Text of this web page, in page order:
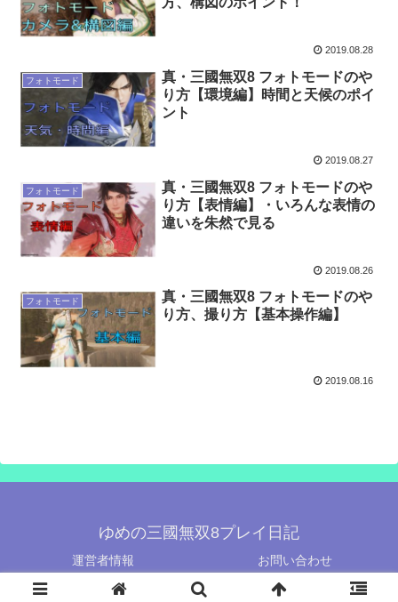
2019.08.28
フォトモード
真・三國無双8 フォトモードのや
り方【環境編】時間と天候のポイ
ント
2019.08.27
フォトモード
真・三國無双8 フォトモードのや
り方【表情編】・いろんな表情の
違いを朱然で見る
2019.08.26
フォトモード
真・三國無双8 フォトモードのや
り方、撮り方【基本操作編】
2019.08.16
ゆめの三國無双8プレイ日記
運営者情報 お問い合わせ
© 2019-2026 ゆめの三國無双8プレイ日記.